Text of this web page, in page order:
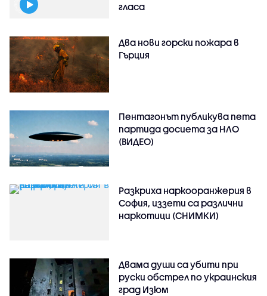
гласа
Два нови горски пожара в
Гърция
Пентагонът публикува пета
партида досиета за НЛО
(ВИДЕО)
Разкриха наркооранжерия в
София, иззети са различни
наркотици (СНИМКИ)
Двама души са убити при
руски обстрeл по украинския
град Изюм